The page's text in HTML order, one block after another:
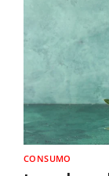
CONSUMO